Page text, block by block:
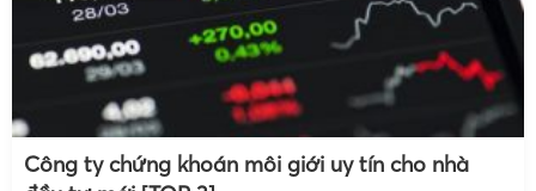
Công ty chứng khoán môi giới uy tín cho nhà